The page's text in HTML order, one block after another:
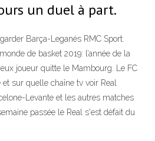
un duel à part.
Barça-Leganés RMC Sport.
de basket 2019: l’année de la
joueur quitte le Mambourg. Le FC
sur quelle chaîne tv voir Real
Levante et les autres matches
passée le Real s'est défait du